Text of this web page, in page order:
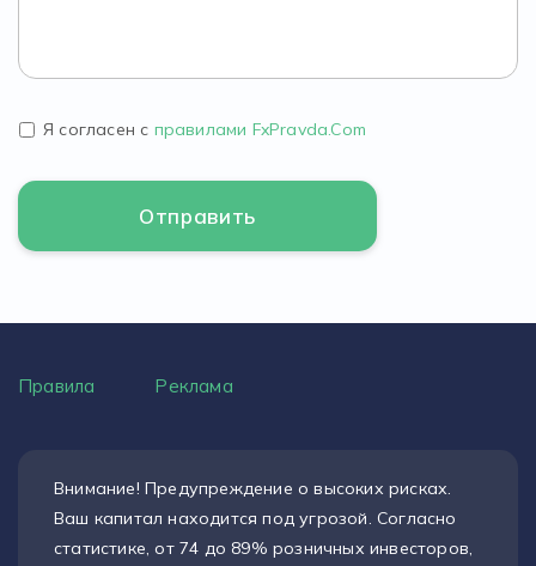
Я согласен с правилами FxPravda.Com
Правила Реклама
Внимание! Предупреждение о высоких рисках.
Ваш капитал находится под угрозой. Согласно
статистике, от 74 до 89% розничных инвесторов,